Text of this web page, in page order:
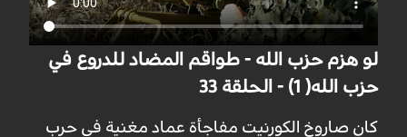
لو هزم حزب الله - طواقم المضاد للدروع في
حزب الله( 1) - الحلقة 33
كان صاروخ الكورنيت مفاجأة عماد مغنية في حرب